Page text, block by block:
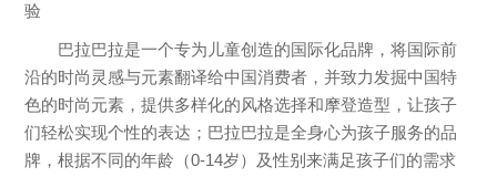
验
巴拉巴拉是一个专为儿童创造的国际化品牌，将国际前
沿的时尚灵感与元素翻译给中国消费者，并致力发掘中国特
色的时尚元素，提供多样化的风格选择和摩登造型，让孩子
们轻松实现个性的表达；巴拉巴拉是全身心为孩子服务的品
牌，根据不同的年龄（0-14岁）及性别来满足孩子们的需求